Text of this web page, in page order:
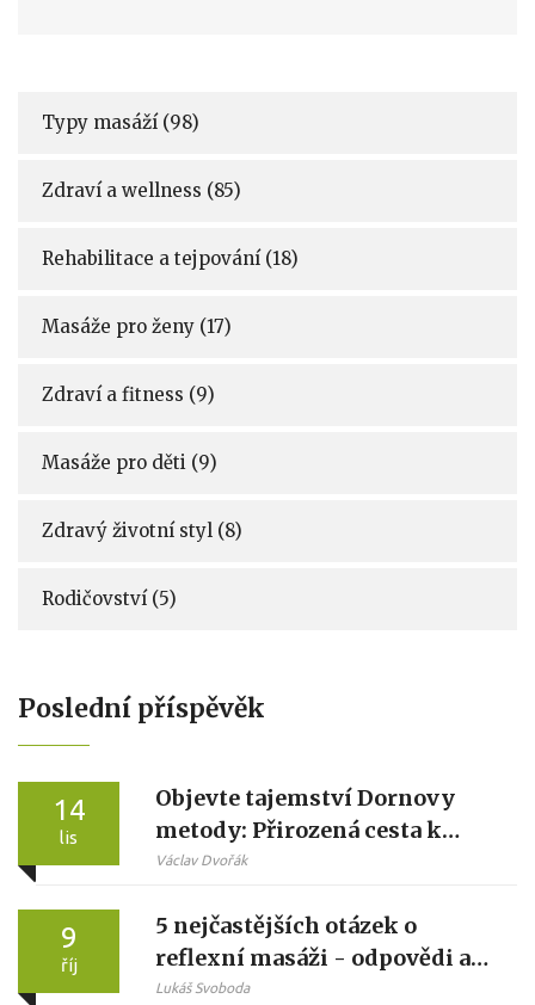
Typy masáží (98)
Zdraví a wellness (85)
Rehabilitace a tejpování (18)
Masáže pro ženy (17)
Zdraví a fitness (9)
Masáže pro děti (9)
Zdravý životní styl (8)
Rodičovství (5)
Poslední příspěvěk
14
lis
Objevte tajemství Dornovy
metody: Přirozená cesta k
úlevě od bolesti
Václav Dvořák
9
říj
5 nejčastějších otázek o
reflexní masáži - odpovědi a
tipy
Lukáš Svoboda